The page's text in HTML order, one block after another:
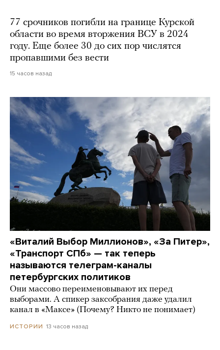
77 срочников погибли на границе Курской
области во время вторжения ВСУ в 2024
году. Еще более 30 до сих пор числятся
пропавшими без вести
15 часов назад
«Виталий Выбор Миллионов», «За Питер»,
«Транспорт СПб» — так теперь
называются телеграм-каналы
петербургских политиков
Они массово переименовывают их перед
выборами. А спикер заксобрания даже удалил
канал в «Максе» (Почему? Никто не понимает)
ИСТОРИИ 13 часов назад